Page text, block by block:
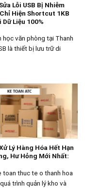
Lỗi USB Bị Nhiễm
Hiện Shortcut 1KB
Dữ Liệu 100%
học văn phòng tại Thanh
là thiết bị lưu trữ di
Lý Hàng Hóa Hết Hạn
Hư Hỏng Mới Nhất:
toan thuc te o thanh hoa
trình quản lý kho và